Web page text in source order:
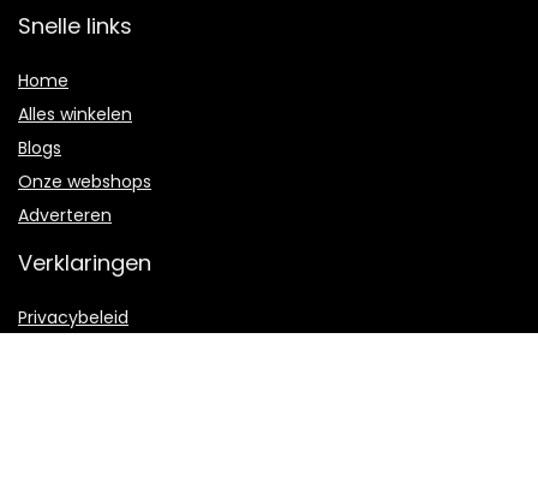
Snelle links
Home
Alles winkelen
Blogs
Onze webshops
Adverteren
Verklaringen
Privacybeleid